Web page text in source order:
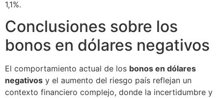
1,1%.
Conclusiones sobre los
bonos en dólares negativos
El comportamiento actual de los bonos en dólares
negativos y el aumento del riesgo país reflejan un
contexto financiero complejo, donde la incertidumbre y